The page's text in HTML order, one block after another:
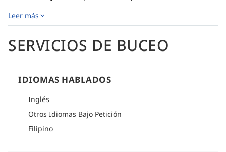
comenzando su viaje submarino, Turtle Bay es el
resort de buceo en Moalboalpara explorar algunos de los
Pescadory Sardine Run de Moalboal .
niveles. Con un equipo de instructores PADI certificados y
educativa e inolvidable en las aguas cristalinas y los coloridos
arrecifes de coral de Moalboal.
Además de bucear, relájese en nuestras amplias y elegantes
habitaciones con comodidades modernas e impresionantes
Leer más
SERVICIOS DE BUCEO
IDIOMAS HABLADOS
Inglés
Otros Idiomas Bajo Petición
Filipino